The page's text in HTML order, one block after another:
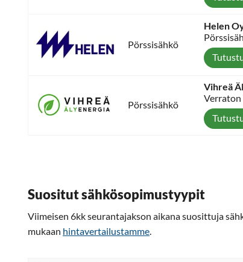
Pörssisähkö
Helen
Pörssisähkö
Vihreä
Verraton
Suositut sähkösopimustyypit
Viimeisen 6kk seurantajakson aikana suosittuja
mukaan hintavertailustamme